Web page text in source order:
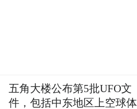
五角大楼公布第5批UFO文
件，包括中东地区上空球体